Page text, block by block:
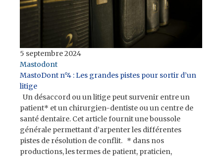
5 septembre 2024
Mastodont
MastoDont n°4 : Les grandes pistes pour sortir d’un
litige
Un désaccord ou un litige peut survenir entre un
patient* et un chirurgien-dentiste ou un centre de
santé dentaire. Cet article fournit une boussole
générale permettant d’arpenter les différentes
pistes de résolution de conflit. * dans nos
productions, les termes de patient, praticien,